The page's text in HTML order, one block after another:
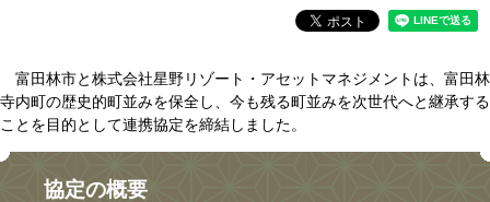
​富田林市と株式会社星野リゾート・アセットマネジメントは、富田林
寺内町の歴史的町並みを保全し、今も残る町並みを次世代へと継承する
ことを目的として連携協定を締結しました。
協定の概要